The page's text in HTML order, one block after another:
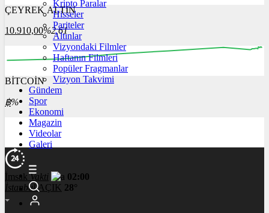
12:00 13:00
ÇEYREK ALTIN
10.910,00%2,61
00:00 00:00 00:00
BİTCOİN
฿%
Kripto Paralar
Hisseler
Pariteler
Altınlar
Vizyondaki Filmler
Haftanın Filmleri
Popüler Fragmanlar
Vizyon Takvimi
Gündem
Spor
Ekonomi
Magazin
Videolar
Galeri
İmsakVakti
02:00
İstanbul AÇIK 28°